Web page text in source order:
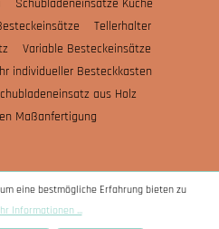
Schubladeneinsätze Küche
Tellerhalter
Variable Besteckeinsätze
individueller Besteckkasten
aus Holz
Maßanfertigung
eine bestmögliche Erfahrung bieten zu
Informationen ...